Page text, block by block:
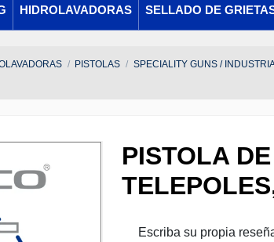
HIDROLAVADORAS SELLADO DE
PISTOLAS SPECIALITY GUNS /
PISTOLA
Escriba su propia